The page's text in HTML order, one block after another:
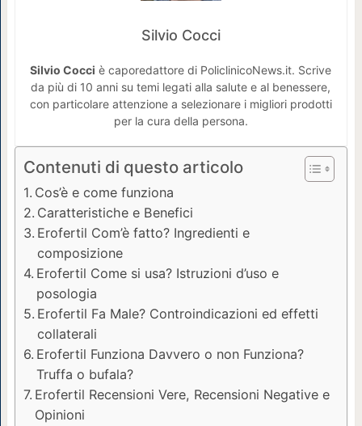
Silvio Cocci
Silvio Cocci è caporedattore di PoliclinicoNews.it. Scrive
da più di 10 anni su temi legati alla salute e al benessere,
con particolare attenzione a selezionare i migliori prodotti
per la cura della persona.
Contenuti di questo articolo
Cos’è e come funziona
Caratteristiche e Benefici
Erofertil Com’è fatto? Ingredienti e
composizione
Erofertil Come si usa? Istruzioni d’uso e
posologia
Erofertil Fa Male? Controindicazioni ed effetti
collaterali
Erofertil Funziona Davvero o non Funziona?
Truffa o bufala?
Erofertil Recensioni Vere, Recensioni Negative e
Opinioni